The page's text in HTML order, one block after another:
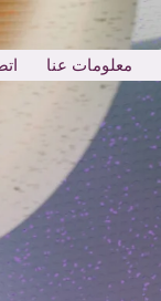
معلومات عنا